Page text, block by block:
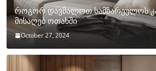
როგორ დავმალოთ სამზარეულოს
მისაღებ ოთახში
October 27, 2024